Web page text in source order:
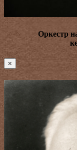
Оркестр
×